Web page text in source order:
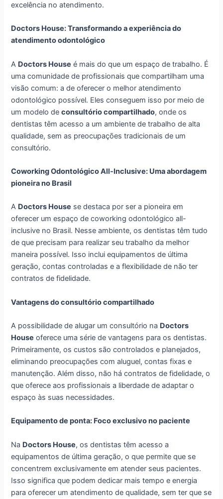
excelência no atendimento.
Doctors House: Transformando a experiência do
atendimento odontológico
A Doctors House é mais do que um espaço de trabalho. É
uma comunidade de profissionais que compartilham uma
visão comum: a de oferecer o melhor atendimento
odontológico possível. Eles conseguem isso por meio de
um modelo deconsultório compartilhado, onde os
dentistas têm acesso a um ambiente de trabalho de alta
qualidade, sem as preocupações tradicionais de um
consultório.
Coworking Odontológico All-Inclusive: Uma abordagem
pioneira no Brasil
A Doctors House se destaca por ser a pioneira em
oferecer um espaço de coworking odontológico all-
inclusive no Brasil. Nesse ambiente, os dentistas têm tudo
de que precisam para realizar seu trabalho da melhor
maneira possível. Isso inclui equipamentos de última
geração, contas controladas e a flexibilidade de não ter
contratos de fidelidade.
Vantagens do consultório compartilhado
A possibilidade de alugar um consultório na Doctors
House oferece uma série de vantagens para os dentistas.
Primeiramente, os custos são controlados e planejados,
eliminando preocupações com aluguel, contas fixas e
manutenção. Além disso, não há contratos de fidelidade, o
que oferece aos profissionais a liberdade de adaptar o
espaço às suas necessidades.
Equipamento de ponta: Foco exclusivo no paciente
Na Doctors House, os dentistas têm acesso a
equipamentos de última geração, o que permite que se
concentrem exclusivamente em atender seus pacientes.
Isso significa que podem dedicar mais tempo e energia
para oferecer um atendimento de qualidade, sem ter que se